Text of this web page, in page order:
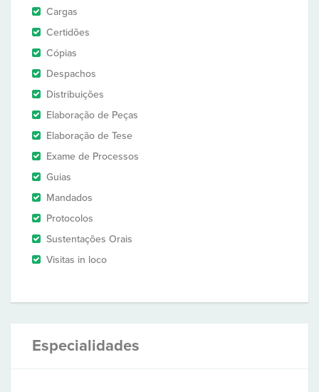
Cargas
Certidões
Cópias
Despachos
Distribuições
Elaboração de Peças
Elaboração de Tese
Exame de Processos
Guias
Mandados
Protocolos
Sustentações Orais
Visitas in loco
Especialidades